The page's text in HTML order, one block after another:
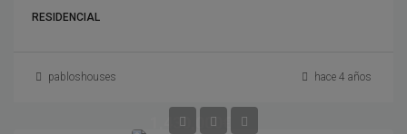
RESIDENCIAL
pabloshouses hace 4 años
1,430,000€